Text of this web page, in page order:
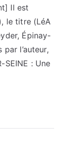
Il est
le titre (LéA
Épinay-
l’auteur,
SEINE : Une